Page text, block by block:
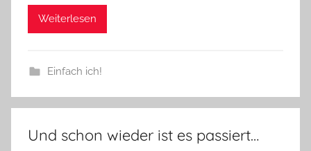
Weiterlesen
Einfach ich!
Und schon wieder ist es passiert…